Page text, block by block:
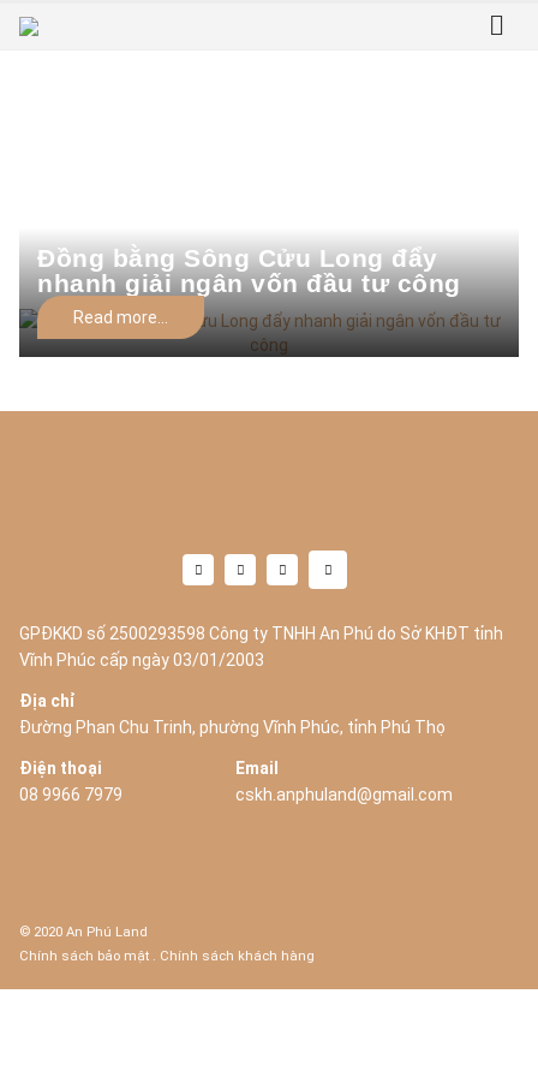
Đồng bằng Sông Cửu Long đẩy
nhanh giải ngân vốn đầu tư công
Read more...
GPĐKKD số 2500293598 Công ty TNHH An Phú do Sở KHĐT tỉnh
Vĩnh Phúc cấp ngày 03/01/2003
Địa chỉ
Đường Phan Chu Trinh, phường Vĩnh Phúc, tỉnh Phú Thọ
Điện thoại
08 9966 7979
Email
cskh.anphuland@gmail.com
© 2020 An Phú Land
Chính sách bảo mật . Chính sách khách hàng